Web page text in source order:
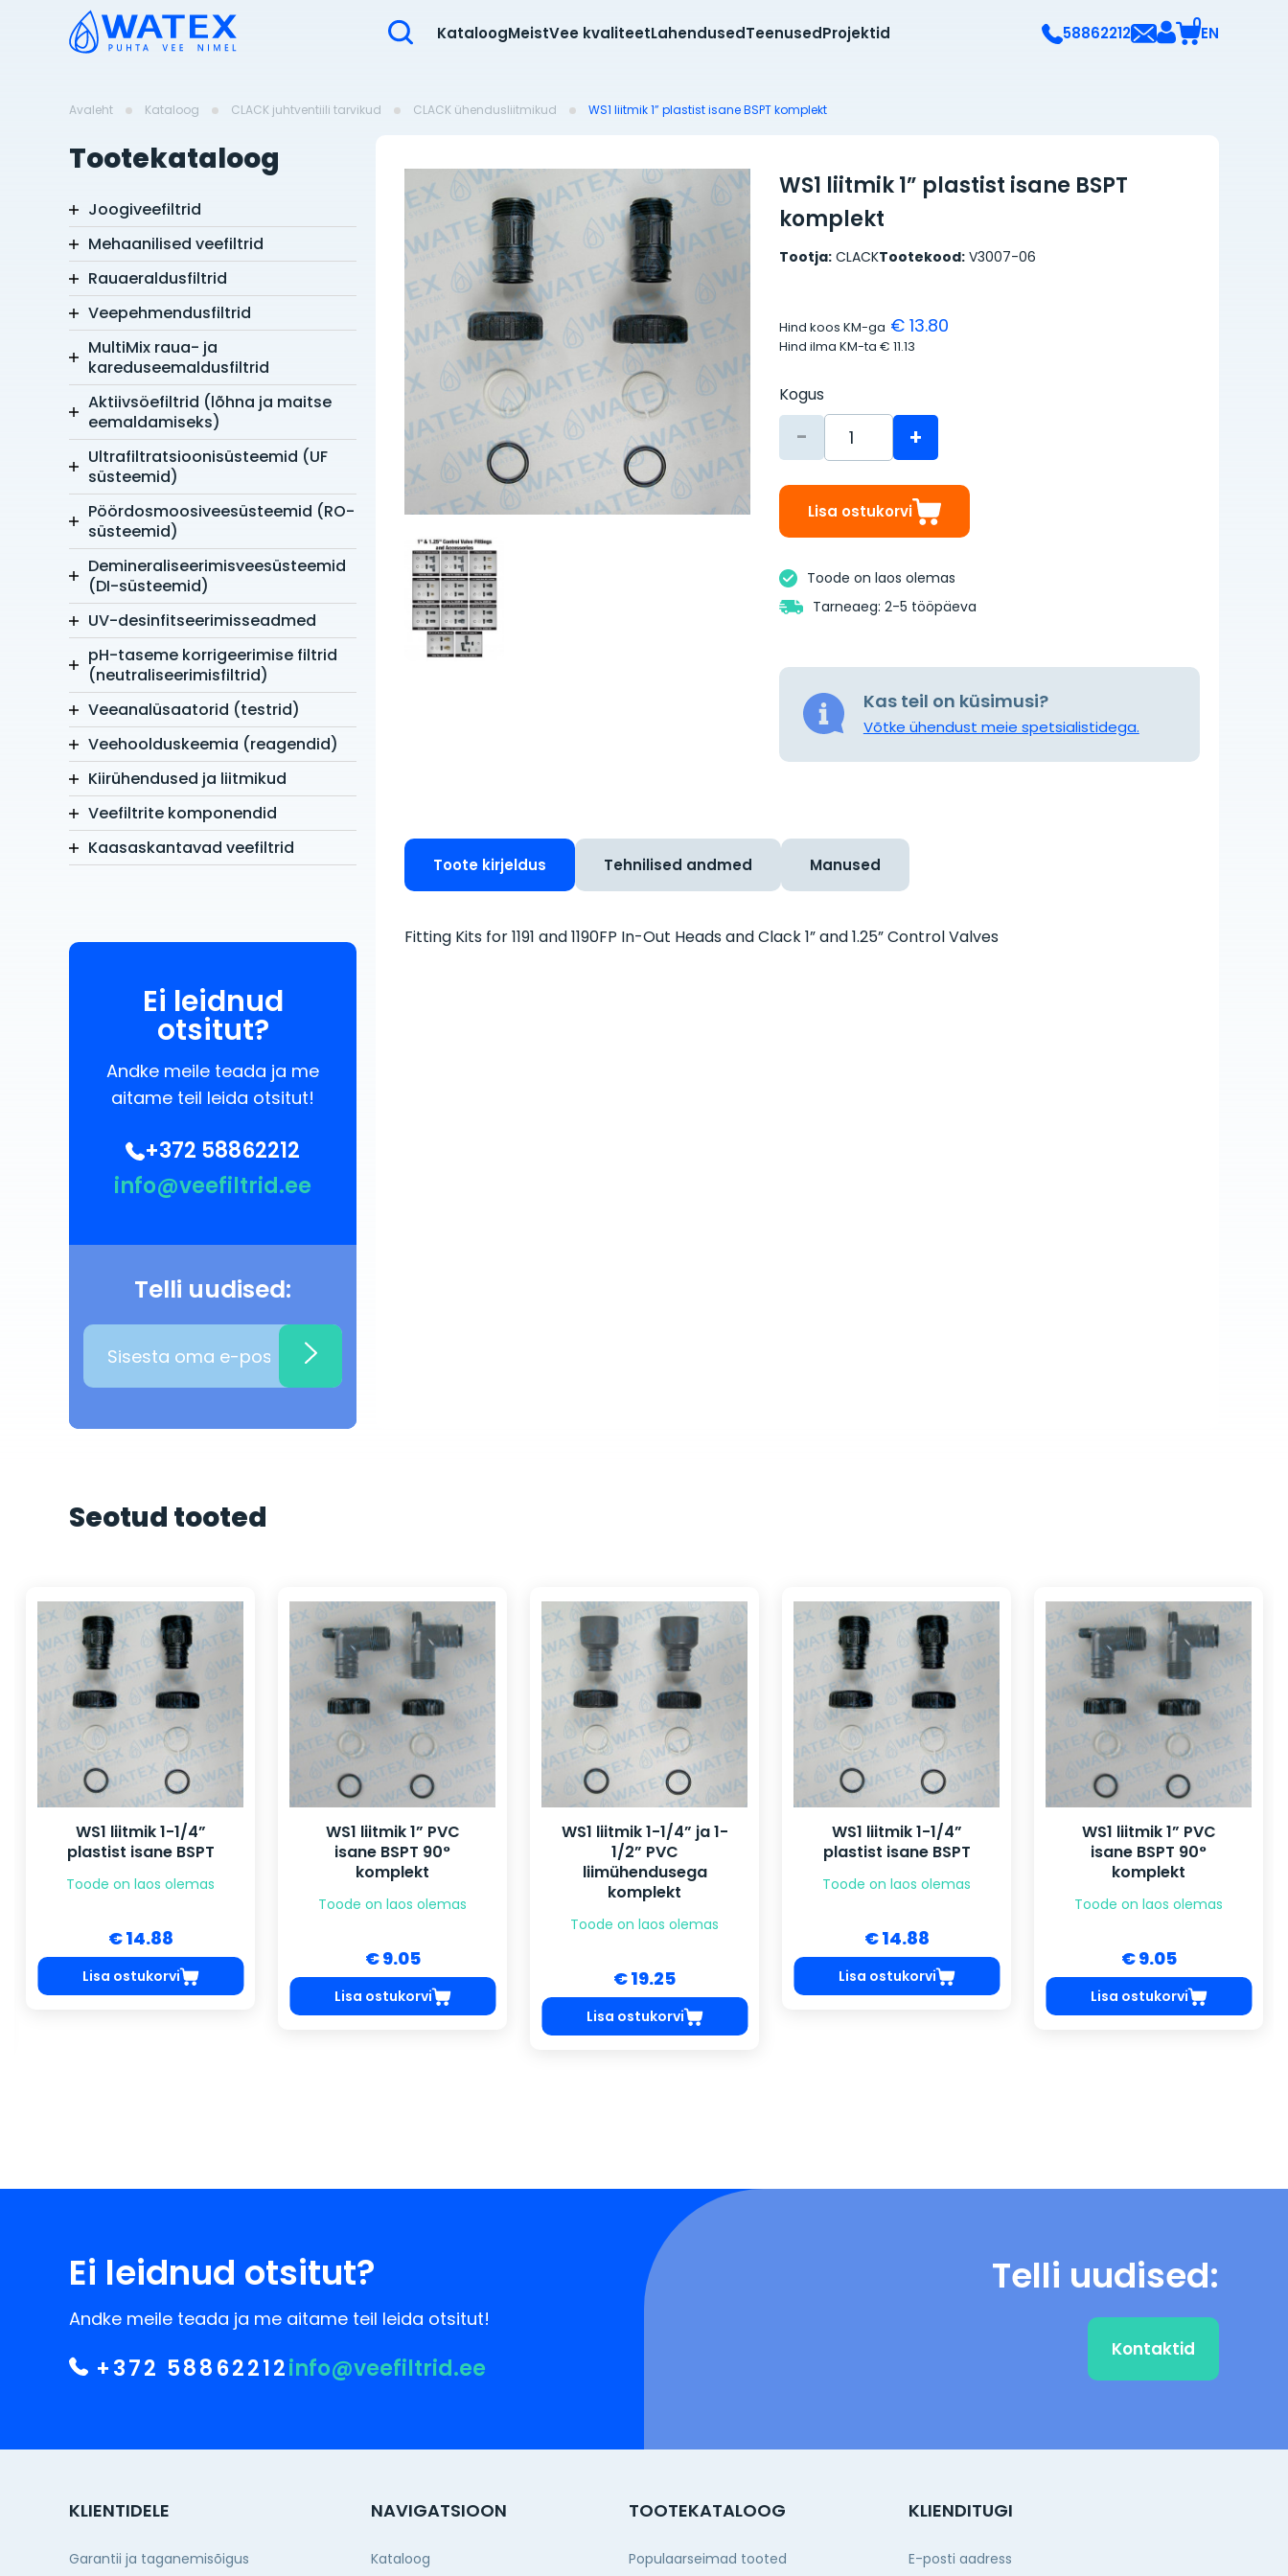
KataloogMeistVee kvaliteetLahendusedTeenusedProjektid 58862212 0EN
Avaleht Kataloog CLACK juhtventiili tarvikud CLACK ühendusliitmikud WS1 liitmik 1” plastist isane BSPT komplekt
Tootekataloog
Joogiveefiltrid
Mehaanilised veefiltrid
Rauaeraldusfiltrid
Veepehmendusfiltrid
MultiMix raua- ja
kareduseemaldusfiltrid
Aktiivsöefiltrid (lõhna ja maitse
eemaldamiseks)
Ultrafiltratsioonisüsteemid (UF
süsteemid)
Pöördosmoosiveesüsteemid (RO-
süsteemid)
Demineraliseerimisveesüsteemid
(DI-süsteemid)
UV-desinfitseerimisseadmed
pH-taseme korrigeerimise filtrid
(neutraliseerimisfiltrid)
Veeanalüsaatorid (testrid)
Veehoolduskeemia (reagendid)
Kiirühendused ja liitmikud
Veefiltrite komponendid
Kaasaskantavad veefiltrid
Ei leidnud
otsitut?
Andke meile teada ja me
aitame teil leida otsitut!
+372 58862212
info@veefiltrid.ee
Telli uudised:
WS1 liitmik 1” plastist isane BSPT
komplekt
Tootja: CLACKTootekood:V3007-06
Hind koos KM-ga € 13.80
Hind ilma KM-ta € 11.13
Kogus
- +
Lisa ostukorvi
Toode on laos olemas
Tarneaeg: 2-5 tööpäeva
Kas teil on küsimusi?
Võtke ühendust meie spetsialistidega.
Toote kirjeldus Tehnilised andmed Manused
Fitting Kits for 1191 and 1190FP In-Out Heads and Clack 1” and 1.25” Control Valves
Seotud tooted
WS1 liitmik 1-1/4”
plastist isane BSPT
Toode on laos olemas
€ 14.88
Lisa ostukorvi
WS1 liitmik 1” PVC
isane BSPT 90°
komplekt
Toode on laos olemas
€ 9.05
Lisa ostukorvi
WS1 liitmik 1-1/4” ja 1-
1/2” PVC
liimühendusega
komplekt
Toode on laos olemas
€ 19.25
Lisa ostukorvi
WS1 liitmik 1-1/4”
plastist isane BSPT
Toode on laos olemas
€ 14.88
Lisa ostukorvi
WS1 liitmik 1” PVC
isane BSPT 90°
komplekt
Toode on laos olemas
€ 9.05
Lisa ostukorvi
Ei leidnud otsitut?
Andke meile teada ja me aitame teil leida otsitut!
+372 58862212info@veefiltrid.ee
Telli uudised:
Kontaktid
KLIENTIDELE
Garantii ja taganemisõigus
NAVIGATSIOON
Kataloog
TOOTEKATALOOG
Populaarseimad tooted
KLIENDITUGI
E-posti aadress